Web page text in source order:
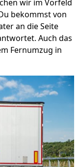
wir im Vorfeld
bekommst von
an die Seite
Auch das
Fernumzug in